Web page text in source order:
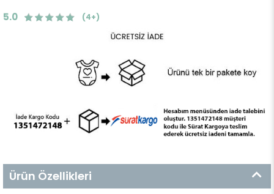
5.0 (4+)
Ürün Özellikleri